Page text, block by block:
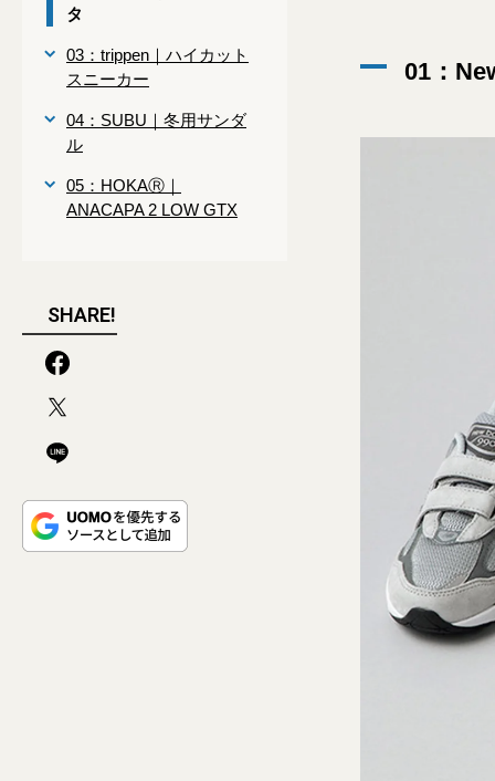
タ
03：trippen｜ハイカット
スニーカー
04：SUBU｜冬用サンダ
ル
05：HOKAⓇ｜
ANACAPA 2 LOW GTX
SHARE!
01：